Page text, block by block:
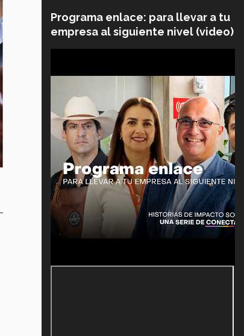
Programa enlace: para llevar a tu
empresa al siguiente nivel (video)